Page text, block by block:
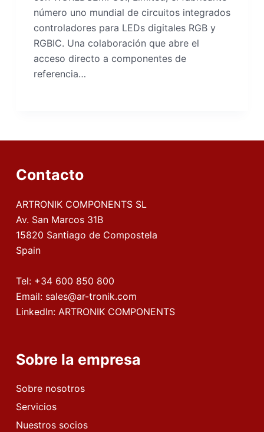
número uno mundial de circuitos integrados
controladores para LEDs digitales RGB y
RGBIC. Una colaboración que abre el
acceso directo a componentes de
referencia…
Contacto
ARTRONIK COMPONENTS SL
Av. San Marcos 31B
15820 Santiago de Compostela
Spain
Tel: +34 600 850 800
Email: sales@ar-tronik.com
LinkedIn: ARTRONIK COMPONENTS
Sobre la empresa
Sobre nosotros
Servicios
Nuestros socios